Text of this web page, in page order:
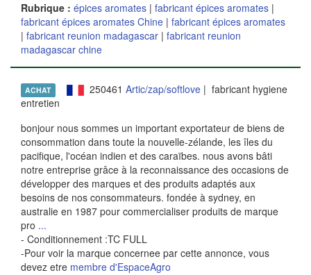
Rubrique : épices aromates | fabricant épices aromates |
fabricant épices aromates Chine | fabricant épices aromates
| fabricant reunion madagascar | fabricant reunion
madagascar chine
ACHAT 250461 Artic/zap/softlove| fabricant hygiene
entretien
bonjour nous sommes un important exportateur de biens de
consommation dans toute la nouvelle-zélande, les îles du
pacifique, l'océan indien et des caraïbes. nous avons bâti
notre entreprise grâce à la reconnaissance des occasions de
développer des marques et des produits adaptés aux
besoins de nos consommateurs. fondée à sydney, en
australie en 1987 pour commercialiser produits de marque
pro ...
- Conditionnement :TC FULL
-Pour voir la marque concernee par cette annonce, vous
devez etre membre d'EspaceAgro